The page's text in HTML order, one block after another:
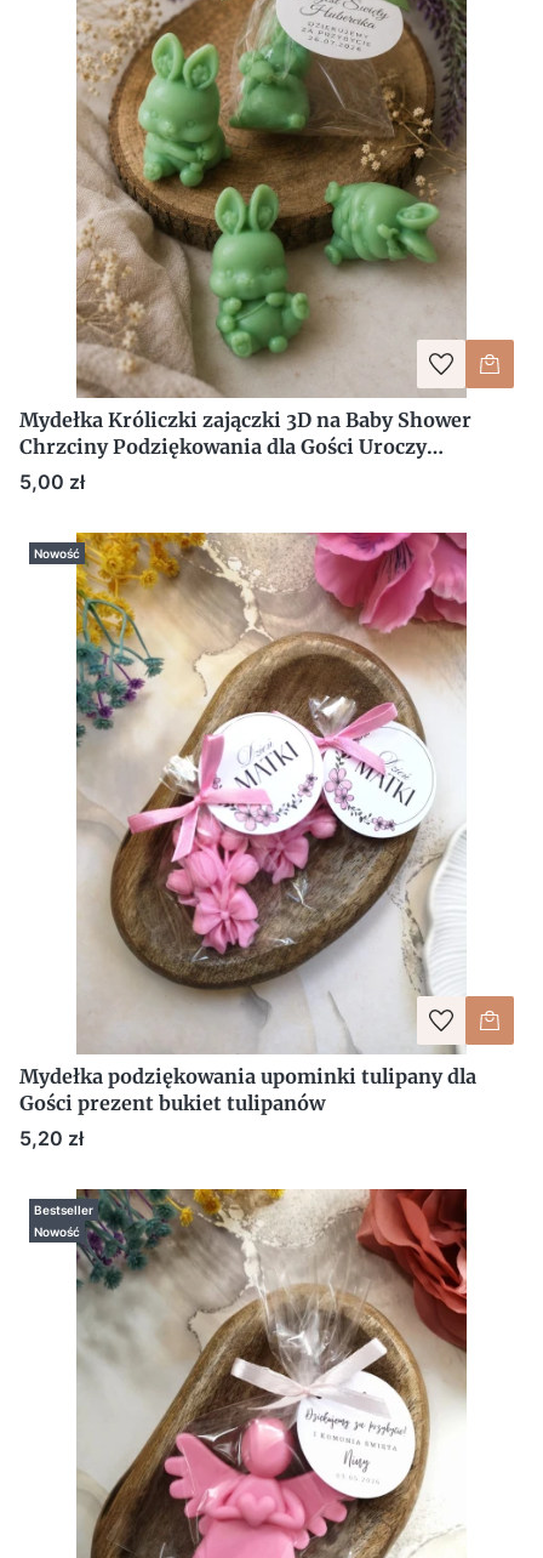
Mydełka Króliczki zajączki 3D na Baby Shower
Chrzciny Podziękowania dla Gości Uroczy
Upominek
Cena
5,00 zł
Nowość
Mydełka podziękowania upominki tulipany dla
Gości prezent bukiet tulipanów
Cena
5,20 zł
Bestseller
Nowość